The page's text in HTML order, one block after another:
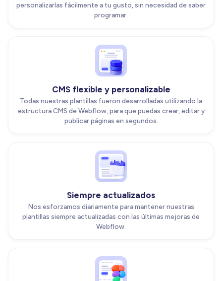
personalizarlas fácilmente a tu gusto, sin necesidad de saber
programar.
CMS flexible y personalizable
Todas nuestras plantillas fueron desarrolladas utilizando la
estructura CMS de Webflow, para que puedas crear, editar y
publicar páginas en segundos.
Siempre actualizados
Nos esforzamos diariamente para mantener nuestras
plantillas siempre actualizadas con las últimas mejoras de
Webflow.